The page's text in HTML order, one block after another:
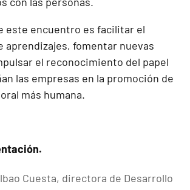
este encuentro es facilitar el
aprendizajes, fomentar nuevas
el reconocimiento del papel
las empresas en la promoción de
más humana.
Cuesta, directora de Desarrollo